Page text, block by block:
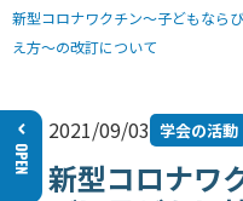
新型コロナワクチン～子どもなら
え方～の改訂について
2021/09/03 学会の活動
新型コロナワ